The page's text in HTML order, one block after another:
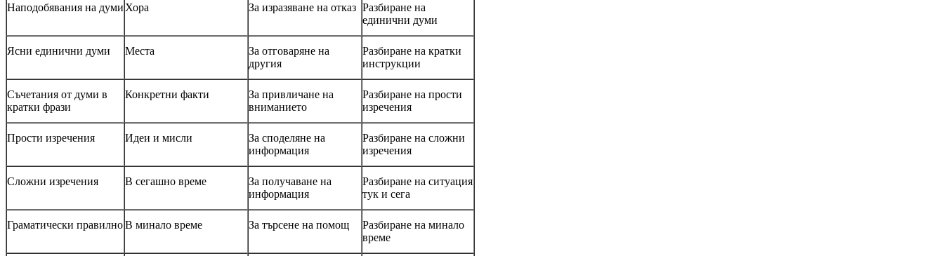
Наподобявания на думи Хора За изразяване на отказ Разбиране на
единични думи
Ясни единични думи Места
За отговаряне на
другия
Разбиране на кратки
инструкции
Съчетания от думи в
кратки фрази
Конкретни факти
За привличане на
вниманието
Разбиране на прости
изречения
Прости изречения Идеи и мисли
За споделяне на
информация
Разбиране на сложни
изречения
Сложни изречения В сегашно време
За получаване на
информация
Разбиране на ситуация
тук и сега
Граматически правилноВ минало време За търсене на помощ
Разбиране на минало
време